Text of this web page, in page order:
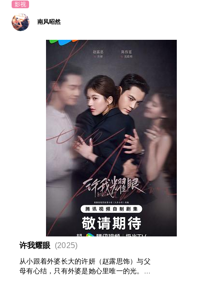
影视
南风昭然
许我耀眼 (2025)
从小跟着外婆长大的许妍（赵露思饰）与父
母有心结，只有外婆是她心里唯一的光。个